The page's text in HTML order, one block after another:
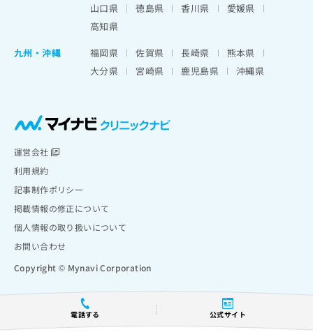
電話する 公式サイト
山口県
徳島県 香川県
愛媛県
高知県
九州・沖縄
福岡県 佐賀県 長崎県
熊本県
大分県
宮崎県 鹿児島県 沖縄県
運営会社
利用規約
記事制作ポリシー
掲載情報の修正について
個人情報の取り扱いについて
お問い合わせ
Copyright © Mynavi Corporation